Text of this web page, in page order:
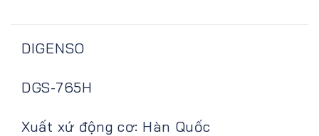
DIGENSO
DGS-765H
Xuất xứ động cơ: Hàn Quốc